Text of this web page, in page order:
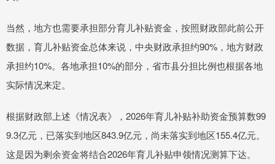
当然，地方也需要承担部分育儿补贴资金，按照财政部此前公开
数据，育儿补贴资金总体来说，中央财政承担约90%，地方财政
承担约10%。各地承担10%的部分，省市县分担比例也根据各地
实际情况来定。
根据财政部上述《情况表》，2026年育儿补贴补助资金预算数99
9.3亿元，已落实到地区843.9亿元，尚未落实到地区155.4亿元。
这是因为剩余资金将结合2026年育儿补贴申领情况测算下达。